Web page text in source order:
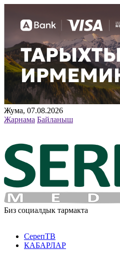
Жума, 07.08.2026
Жарнама Байланыш
Биз социалдык тармакта
СерепТВ
КАБАРЛАР